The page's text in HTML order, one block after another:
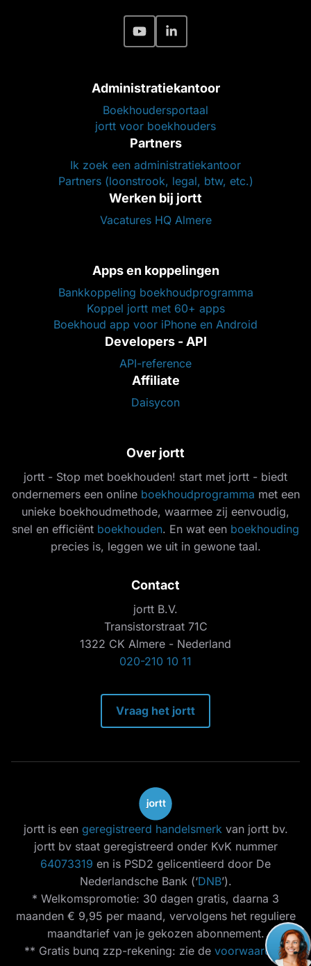
Administratiekantoor
Boekhoudersportaal
jortt voor boekhouders
Partners
Ik zoek een administratiekantoor
Partners (loonstrook, legal, btw, etc.)
Werken bij jortt
Vacatures HQ Almere
Apps en koppelingen
Bankkoppeling boekhoudprogramma
Koppel jortt met 60+ apps
Boekhoud app voor iPhone en Android
Developers - API
API-reference
Affiliate
Daisycon
Over jortt
jortt - Stop met boekhouden! start met jortt - biedt
ondernemers een online boekhoudprogramma met een
unieke boekhoudmethode, waarmee zij eenvoudig,
snel en efficiënt boekhouden. En wat een boekhouding
precies is, leggen we uit in gewone taal.
Contact
jortt B.V.
Transistorstraat 71C
1322 CK Almere - Nederland
020-210 10 11
Vraag het jortt
jortt is een geregistreerd handelsmerkvan jortt bv.
jortt bv staat geregistreerd onder KvK nummer
64073319 en is PSD2 gelicentieerd door De
Nederlandsche Bank (‘DNB’).
* Welkomspromotie: 30 dagen gratis, daarna 3
maanden € 9,95 per maand, vervolgens het reguliere
maandtarief van je gekozen abonnement.
** Gratis bunq zzp-rekening: zie de voorwaarden.